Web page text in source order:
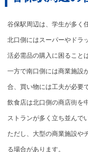
谷保駅周辺は、学生が多く
北口側にはスーパーやドラ
活必需品の購入に困ること
一方で南口側には商業施設
合、買い物には工夫が必要
飲食店は北口側の商店街を
ストランが多く立ち並んで
ただし、大型の商業施設や
る場合があります。